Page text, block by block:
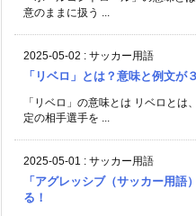
意のままに扱う ...
2025-05-02 : サッカー用語
「リベロ」とは？意味と例文が
「リベロ」の意味とは リベロと
定の相手選手を ...
2025-05-01 : サッカー用語
「アグレッシブ（サッカー用
る！